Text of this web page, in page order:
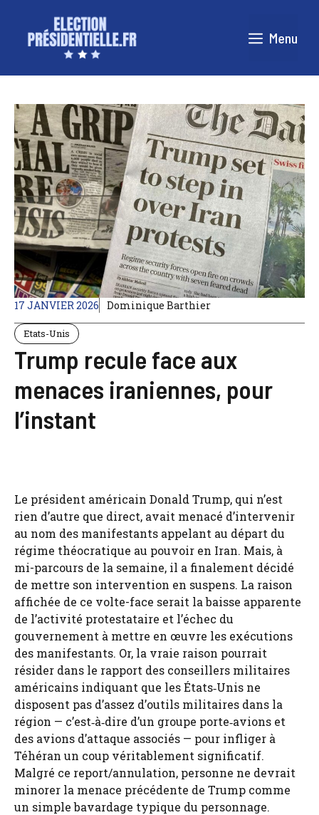
contenu
Menu
17 JANVIER 2026 Dominique Barthier
Etats-Unis
Trump recule face aux
menaces iraniennes, pour
l’instant
Le président américain Donald Trump, qui n’est
rien d’autre que direct, avait menacé d’intervenir
au nom des manifestants appelant au départ du
régime théocratique au pouvoir en Iran. Mais, à
mi-parcours de la semaine, il a finalement décidé
de mettre son intervention en suspens. La raison
affichée de ce volte-face serait la baisse apparente
de l’activité protestataire et l’échec du
gouvernement à mettre en œuvre les exécutions
des manifestants. Or, la vraie raison pourrait
résider dans le rapport des conseillers militaires
américains indiquant que les États‑Unis ne
disposent pas d’assez d’outils militaires dans la
région — c’est‑à‑dire d’un groupe porte‑avions et
des avions d’attaque associés — pour infliger à
Téhéran un coup véritablement significatif.
Malgré ce report/annulation, personne ne devrait
minorer la menace précédente de Trump comme
un simple bavardage typique du personnage.